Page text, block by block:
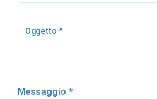
Oggetto *
Messaggio *